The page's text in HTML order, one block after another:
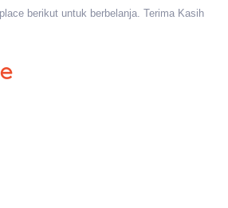
berikut untuk berbelanja. Terima Kasih